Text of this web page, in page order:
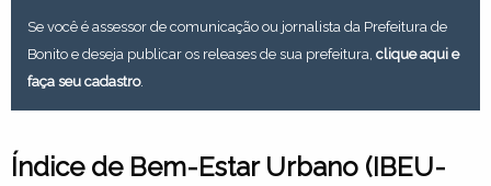
Se você é assessor de comunicação ou jornalista da Prefeitura de
Bonito e deseja publicar os releases de sua prefeitura, clique aqui e
faça seu cadastro.
Índice de Bem-Estar Urbano (IBEU-